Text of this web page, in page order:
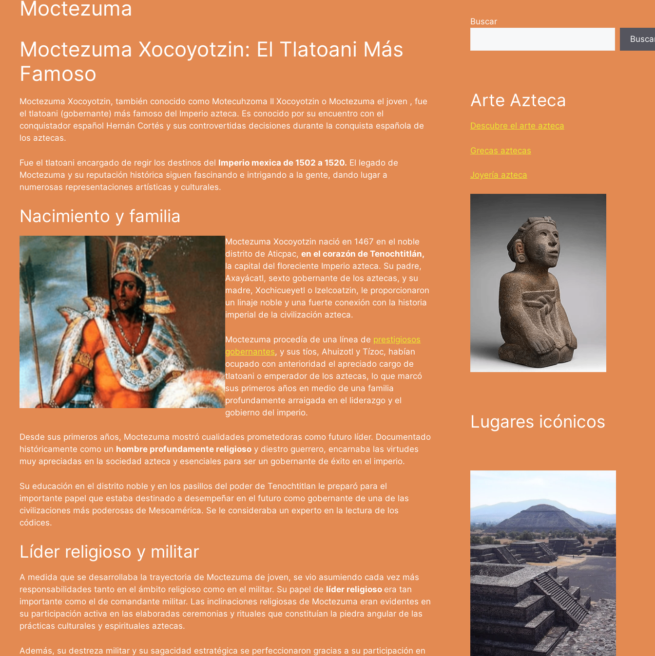
Moctezuma
Moctezuma Xocoyotzin: El Tlatoani Más
Famoso
Moctezuma Xocoyotzin, también conocido como Motecuhzoma II Xocoyotzin o Moctezuma el joven , fue
el tlatoani (gobernante) más famoso del Imperio azteca. Es conocido por su encuentro con el
conquistador español Hernán Cortés y sus controvertidas decisiones durante la conquista española de
los aztecas.
Fue el tlatoani encargado de regir los destinos del Imperio mexica de 1502 a 1520. El legado de
Moctezuma y su reputación histórica siguen fascinando e intrigando a la gente, dando lugar a
numerosas representaciones artísticas y culturales.
Nacimiento y familia
Moctezuma Xocoyotzin nació en 1467 en el noble
distrito de Aticpac,en el corazón de Tenochtitlán,
la capital del floreciente Imperio azteca. Su padre,
Axayácatl, sexto gobernante de los aztecas, y su
madre, Xochicueyetl o Izelcoatzin, le proporcionaron
un linaje noble y una fuerte conexión con la historia
imperial de la civilización azteca.
Moctezuma procedía de una línea de prestigiosos
gobernantes, y sus tíos, Ahuizotl y Tízoc, habían
ocupado con anterioridad el apreciado cargo de
tlatoani o emperador de los aztecas, lo que marcó
sus primeros años en medio de una familia
profundamente arraigada en el liderazgo y el
gobierno del imperio.
Desde sus primeros años, Moctezuma mostró cualidades prometedoras como futuro líder. Documentado
históricamente como un hombre profundamente religioso y diestro guerrero, encarnaba las virtudes
muy apreciadas en la sociedad azteca y esenciales para ser un gobernante de éxito en el imperio.
Su educación en el distrito noble y en los pasillos del poder de Tenochtitlan le preparó para el
importante papel que estaba destinado a desempeñar en el futuro como gobernante de una de las
civilizaciones más poderosas de Mesoamérica. Se le consideraba un experto en la lectura de los
códices.
Líder religioso y militar
A medida que se desarrollaba la trayectoria de Moctezuma de joven, se vio asumiendo cada vez más
responsabilidades tanto en el ámbito religioso como en el militar. Su papel de líder religioso era tan
importante como el de comandante militar. Las inclinaciones religiosas de Moctezuma eran evidentes en
su participación activa en las elaboradas ceremonias y rituales que constituían la piedra angular de las
prácticas culturales y espirituales aztecas.
Además, su destreza militar y su sagacidad estratégica se perfeccionaron gracias a su participación en
Buscar
Arte Azteca
Descubre el arte azteca
Grecas aztecas
Joyería azteca
Lugares icónicos